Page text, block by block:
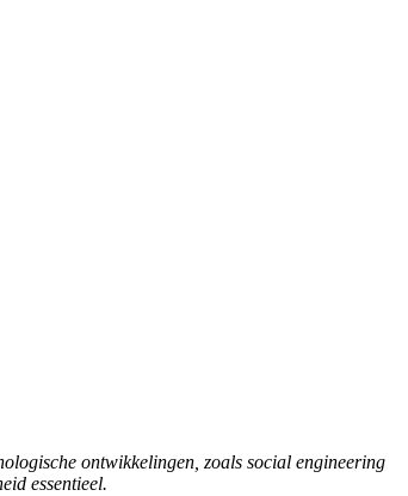
ontwikkelingen, zoals social engineering
essentieel.